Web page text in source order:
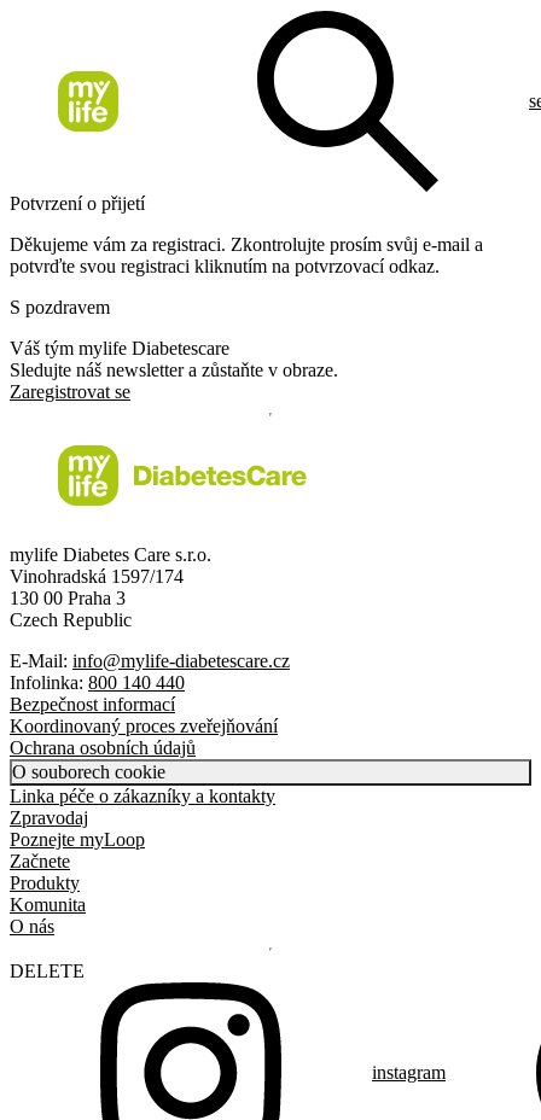
Potvrzení o přijetí
Děkujeme vám za registraci. Zkontrolujte prosím svůj e-mail a
potvrďte svou registraci kliknutím na potvrzovací odkaz.
S pozdravem
Váš tým mylife Diabetescare
Sledujte náš newsletter a zůstaňte v obraze.
Zaregistrovat se
mylife Diabetes Care s.r.o.
Vinohradská 1597/174
130 00 Praha 3
Czech Republic
E-Mail: info@mylife-diabetescare.cz
Infolinka: 800 140 440
Bezpečnost informací
Koordinovaný proces zveřejňování
Ochrana osobních údajů
O souborech cookie
Linka péče o zákazníky a kontakty
Zpravodaj
Poznejte myLoop
Začnete
Produkty
Komunita
O nás
DELETE
instagram